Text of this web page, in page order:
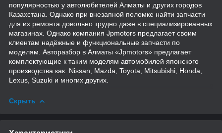
популярностью у автолюбителей Алматы и других городов
Казахстана. Однако при внезапной поломке найти запчасти
для их ремонта довольно трудно даже в специализированных
магазинах. Однако компания Jpmotors предлагает своим
клиентам надёжные и функциональные запчасти по
моделям. Авторазбор в Алматы «Jpmotors» предлагает
комплектующие к таким моделям автомобилей японского
производства как: Nissan, Mazda, Toyota, Mitsubishi, Honda,
Lexus, Suzuki и многих других.
Скрыть